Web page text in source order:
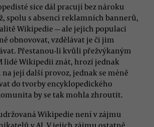
sice dál pracují bez nároku
spolu s absencí reklamních bannerů,
Wikipedie — ale jejich populaci
obnovovat, vzdělávat je či jim
Přestanou-li kvůli přežvýkaným
lidé Wikipedii znát, hrozí jednak
její další provoz, jednak se méně
do tvorby encyklopedického
by se tak mohla zhroutit.
Wikipedie není v zájmu
v AI. V jejich zájmu ostatně